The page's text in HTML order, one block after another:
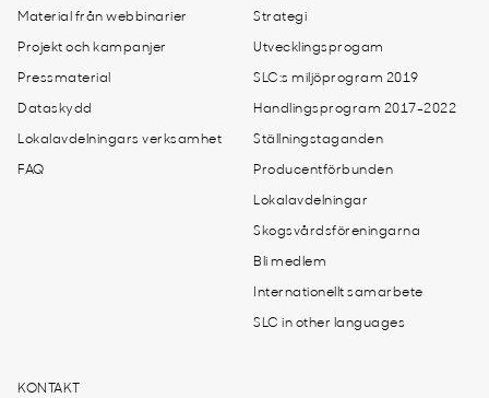
Material från webbinarier
Projekt och kampanjer
Pressmaterial
Dataskydd
Lokalavdelningars verksamhet
FAQ
Strategi
Utvecklingsprogam
SLC:s miljöprogram 2019
Handlingsprogram 2017-2022
Ställningstaganden
Producentförbunden
Lokalavdelningar
Skogsvårdsföreningarna
Bli medlem
Internationellt samarbete
SLC in other languages
KONTAKT